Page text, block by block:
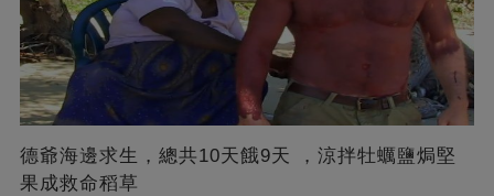
德爺海邊求生，總共10天餓9天 ，涼拌牡蠣鹽焗堅
果成救命稻草